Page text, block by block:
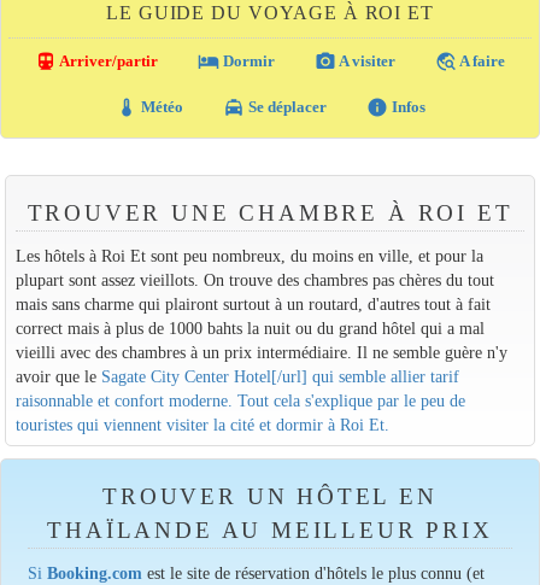
LE GUIDE DU VOYAGE À ROI ET
directions_transit Arriver/partir local_hotel Dormir photo_camera A visiter travel_explore A faire
thermostat Météo local_taxi Se déplacer info Infos
TROUVER UNE CHAMBRE À ROI ET
Les hôtels à Roi Et sont peu nombreux, du moins en ville, et pour la
plupart sont assez vieillots. On trouve des chambres pas chères du tout
mais sans charme qui plairont surtout à un routard, d'autres tout à fait
correct mais à plus de 1000 bahts la nuit ou du grand hôtel qui a mal
vieilli avec des chambres à un prix intermédiaire. Il ne semble guère n'y
avoir que le Sagate City Center Hotel[/url] qui semble allier tarif
raisonnable et confort moderne. Tout cela s'explique par le peu de
touristes qui viennent visiter la cité et dormir à Roi Et.
TROUVER UN HÔTEL EN
THAÏLANDE AU MEILLEUR PRIX
SiBooking.com est le site de réservation d'hôtels le plus connu (et